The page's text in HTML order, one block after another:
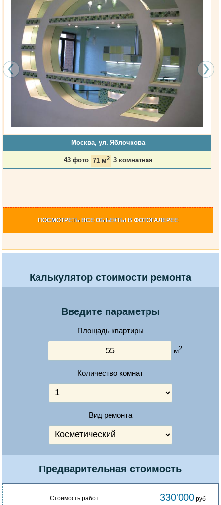
Москва, ул. Яблочкова
43 фото 71 м2 3 комнатная
ПОСМОТРЕТЬВСЕ ОБЪЕКТЫ В ФОТОГАЛЕРЕЕ
Калькулятор стоимости ремонта
Введите параметры
Площадь квартиры
м2
Количество комнат
Вид ремонта
Предварительная стоимость
Стоимость работ: 330'000 руб